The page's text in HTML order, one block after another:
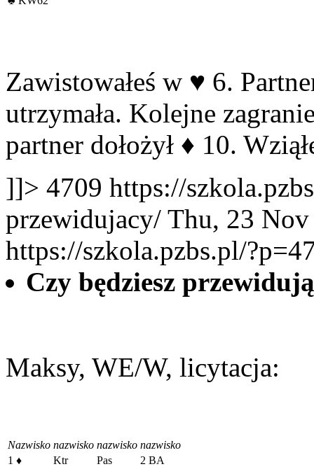
Zawistowałeś w ♥ 6.
utrzymała. Kolejne
partner dołożył ♦ 10.
]]> 4709 https://
przewidujacy/ Thu, 23
https://szkola.pzbs.pl/
Czy będziesz
Maksy, WE/W, licytacja:
Nazwisko nazwisko nazwisko nazwisko
1 ♦ Ktr Pas
2 BA